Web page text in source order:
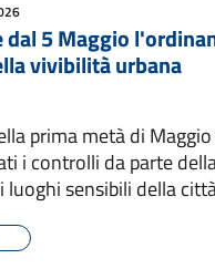
dal 5 Maggio
vivibilità urbana
prima metà di
i controlli da parte
luoghi sensibili della